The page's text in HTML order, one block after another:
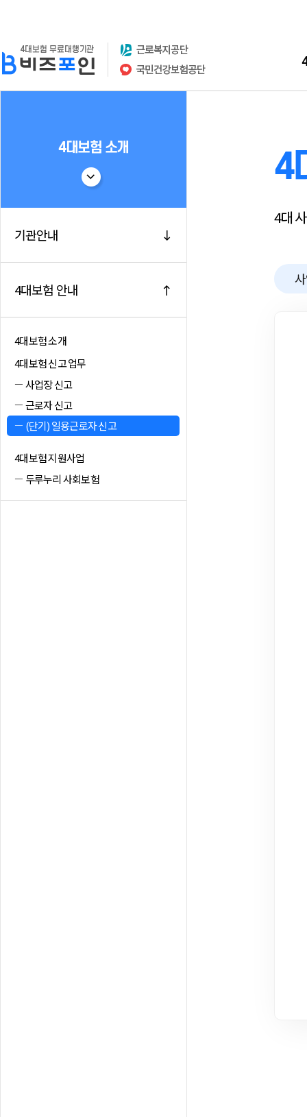
4대보험 소개
기관안내
4대보험 안내
4대보험 소개
4대보험 신고 업무
사업장 신고
근로자 신고
(단기) 일용근로자 신고
4대보험 지원사업
두루누리 사회보험
4
4대